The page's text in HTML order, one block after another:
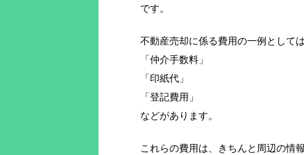
です。
不動産売却に係る費用の一例としては
「仲介手数料」
「印紙代」
「登記費用」
などがあります。
これらの費用は、きちんと周辺の情